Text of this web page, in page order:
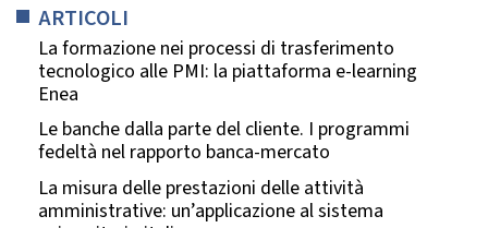
ARTICOLI
La formazione nei processi di trasferimento
tecnologico alle PMI: la piattaforma e-learning
Enea
Le banche dalla parte del cliente. I programmi
fedeltà nel rapporto banca-mercato
La misura delle prestazioni delle attività
amministrative: un’applicazione al sistema